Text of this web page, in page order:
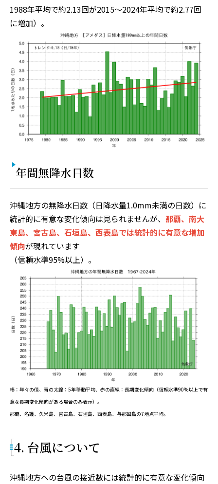
1988年平均で約2.13回が2015〜2024年平均で約2.77回
に増加）。
年間無降水日数
沖縄地方の無降水日数（日降水量1.0mm未満の日数）に
統計的に有意な変化傾向は見られませんが、 那覇、南大
東島、宮古島、石垣島、西表島では統計的に有意な増加
傾向が現れています
（信頼水準95%以上）。
棒：年々の値、青の太線：5年移動平均、赤の直線：長期変化傾向（信頼水準90%以上で有
意な長期変化傾向がある場合のみ表示）。
那覇、名護、久米島、宮古島、石垣島、西表島、与那国島の7地点平均。
4. 台風について
沖縄地方への台風の接近数には統計的に有意な変化傾向